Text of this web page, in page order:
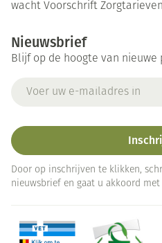
wacht Voorschrift Zorgtarieven
Nieuwsbrief
Blijf op de hoogte van
Door op inschrijven te klikken,
nieuwsbrief en gaat u akkoord met